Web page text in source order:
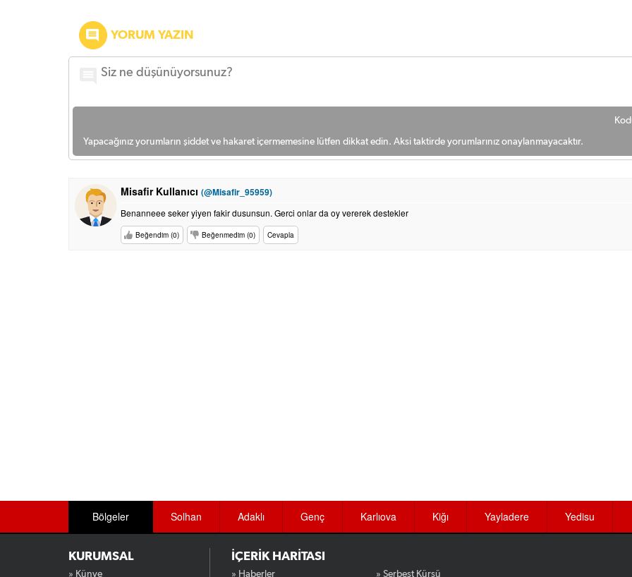
YORUM YAZIN
Yapacağınız yorumların şiddet ve hakaret içermemesine lütfen dikkat edin. Aksi taktirde yorumlarınız onaylanmayacaktır.
Misafir Kullanıcı (@Misafir_95959)
Benanneee seker yiyen fakir dusunsun. Gerci onlar da oy vererek destekler
Beğendim (0) Beğenmedim (0) Cevapla
Bölgeler Solhan Adaklı Genç Karlıova Kiğı Yayladere Yedisu
KURUMSAL
» Künye
İÇERİK HARİTASI
» Haberler » Serbest Kürsü